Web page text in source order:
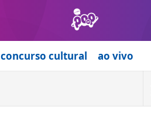
concurso cultural ao vivo